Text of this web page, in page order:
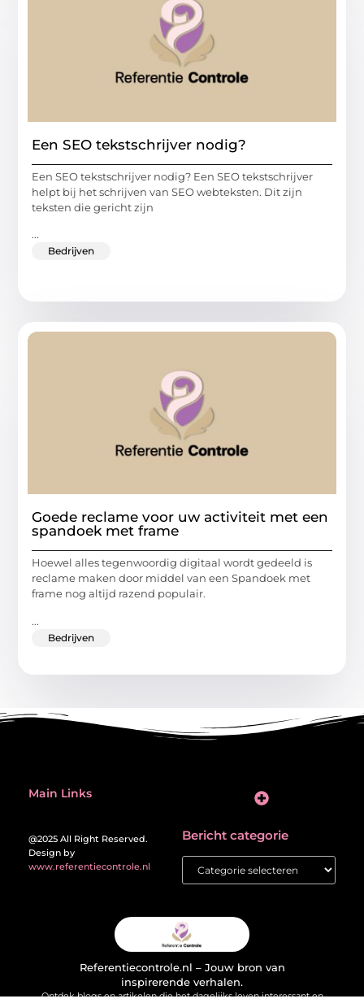
Een SEO tekstschrijver nodig?
Een SEO tekstschrijver nodig? Een SEO tekstschrijver
helpt bij het schrijven van SEO webteksten. Dit zijn
teksten die gericht zijn
...
Bedrijven
Goede reclame voor uw activiteit met een
spandoek met frame
Hoewel alles tegenwoordig digitaal wordt gedeeld is
reclame maken door middel van een Spandoek met
frame nog altijd razend populair.
...
Bedrijven
Main Links
@2025 All Right Reserved.
Design by
www.referentiecontrole.nl
Bericht categorie
Referentiecontrole.nl – Jouw bron van
inspirerende verhalen.
Ontdek blogs en artikelen die het dagelijks leven interessant en